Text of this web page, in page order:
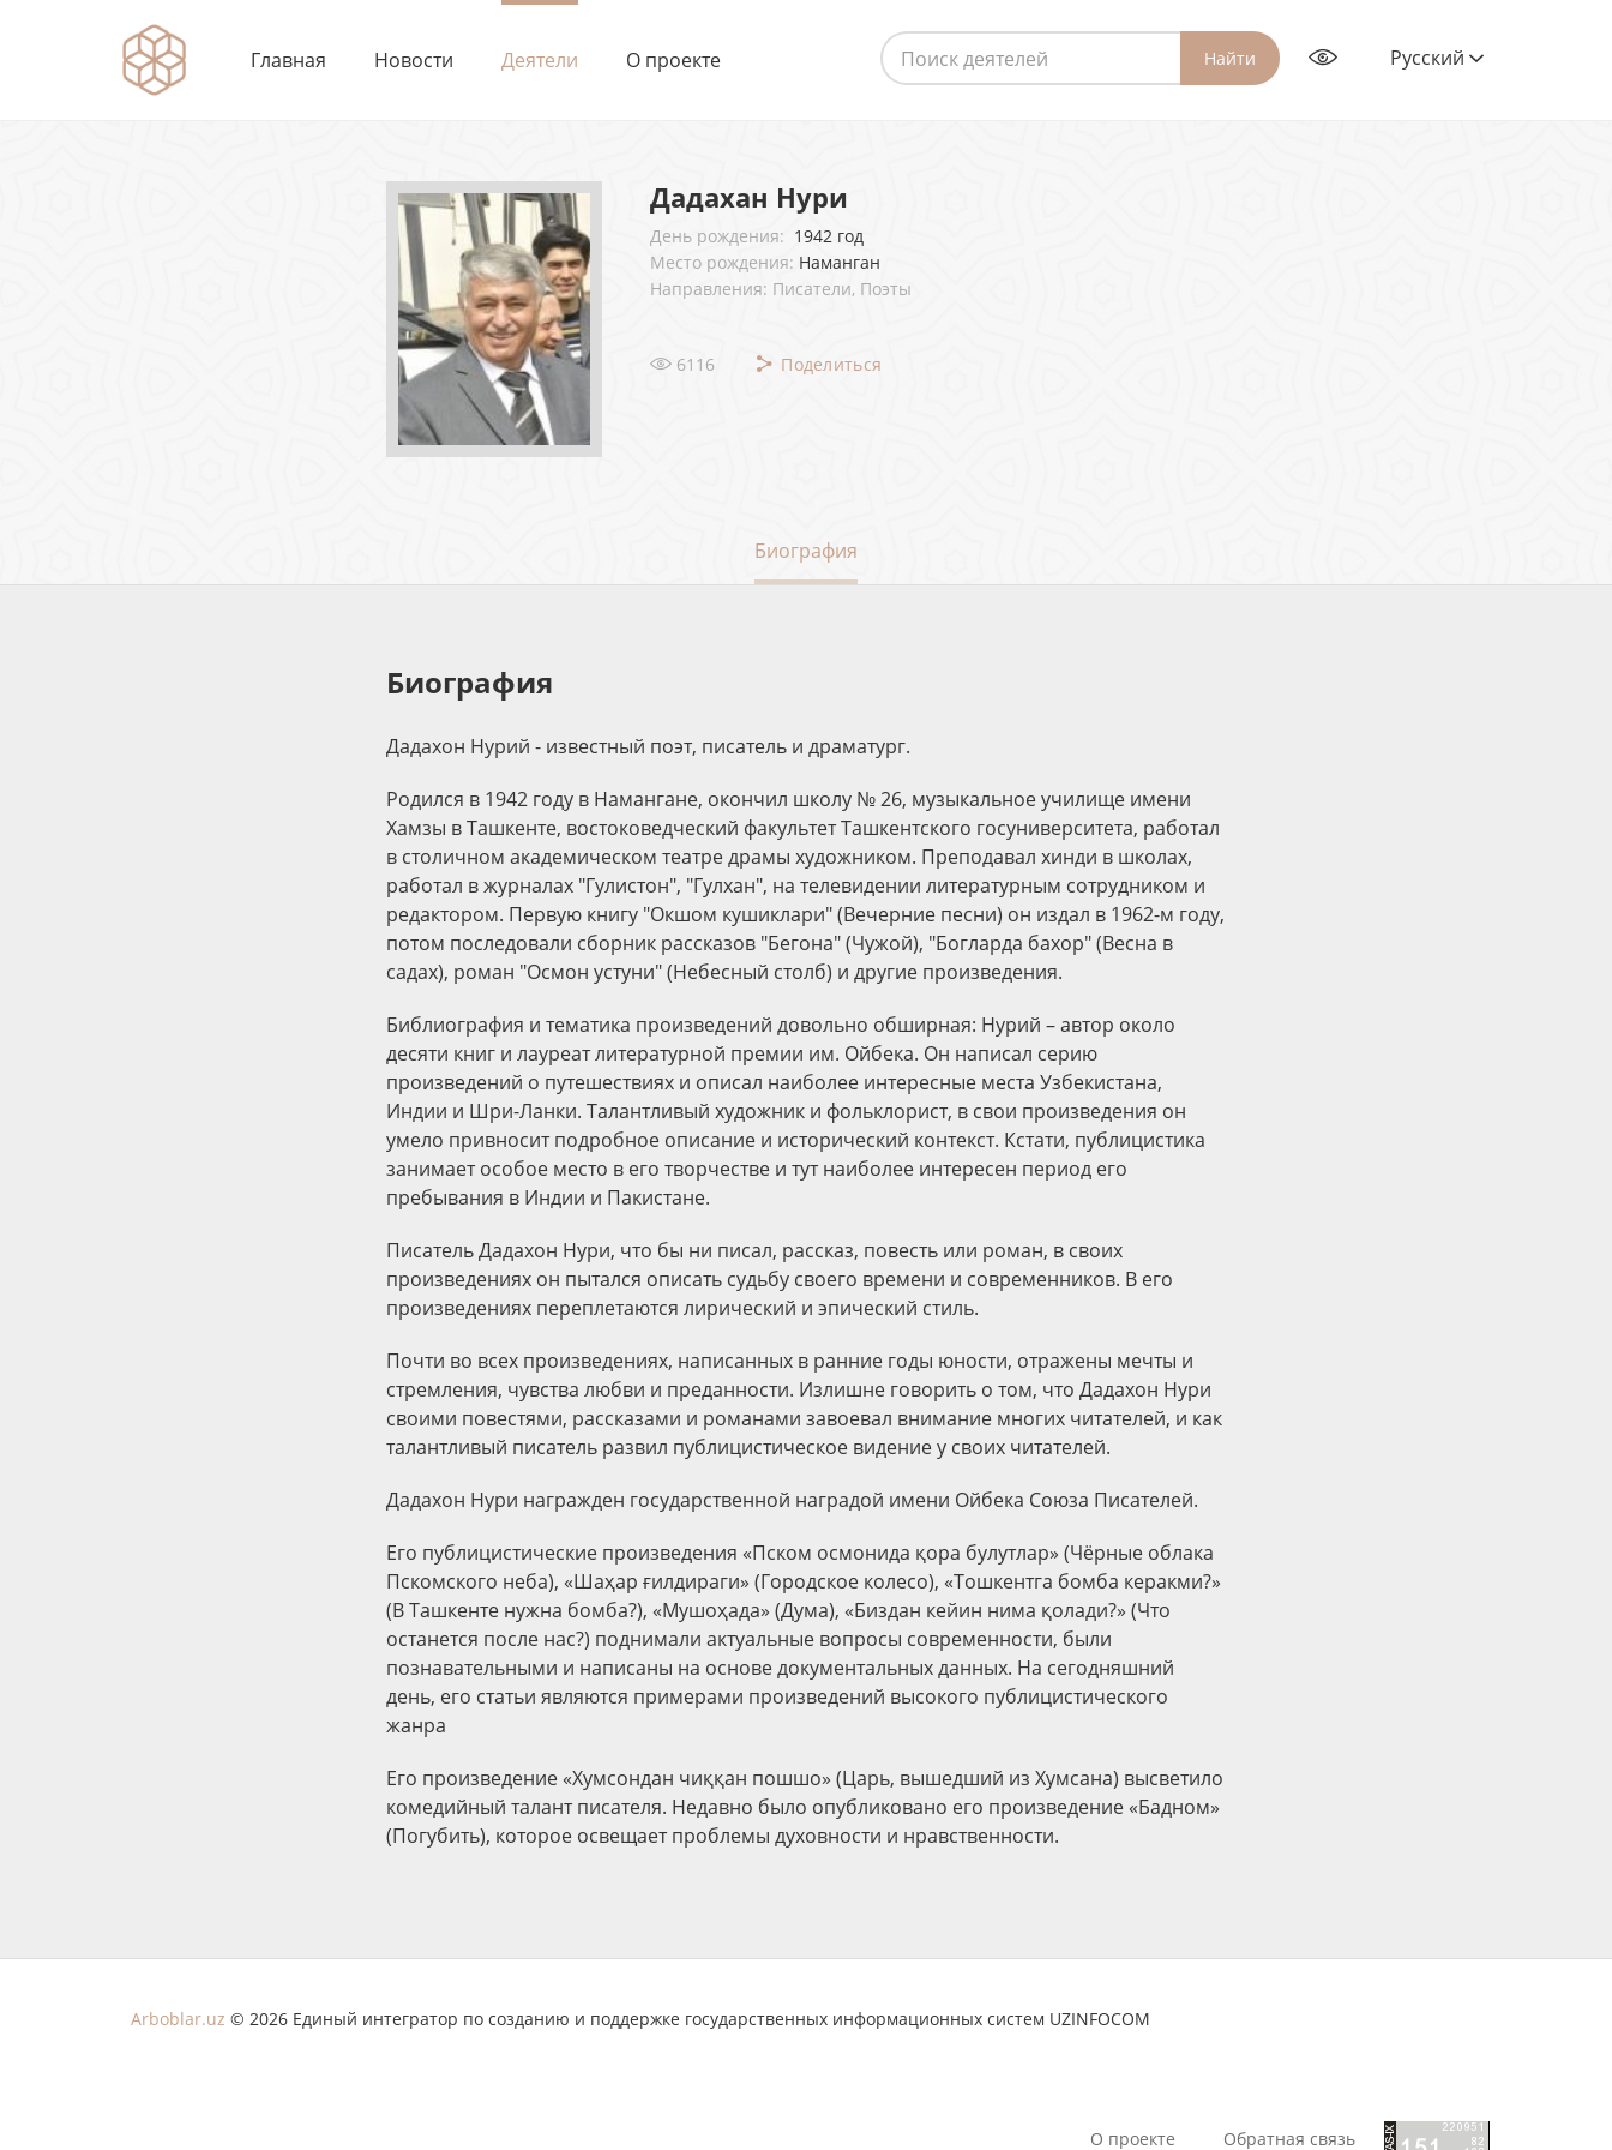
Главная Новости Деятели О проекте Найти Русский
Дадахан Нури
День рождения: 1942 год
Место рождения: Наманган
Направления: Писатели, Поэты
6116 Поделиться
Биография
Биография
Дадахон Нурий - известный поэт, писатель и драматург.
Родился в 1942 году в Намангане, окончил школу № 26, музыкальное училище имени
Хамзы в Ташкенте, востоковедческий факультет Ташкентского госуниверситета, работал
в столичном академическом театре драмы художником. Преподавал хинди в школах,
работал в журналах "Гулистон", "Гулхан", на телевидении литературным сотрудником и
редактором. Первую книгу "Окшом кушиклари" (Вечерние песни) он издал в 1962-м году,
потом последовали сборник рассказов "Бегона" (Чужой), "Богларда бахор" (Весна в
садах), роман "Осмон устуни" (Небесный столб) и другие произведения.
Библиография и тематика произведений довольно обширная: Нурий – автор около
десяти книг и лауреат литературной премии им. Ойбека. Он написал серию
произведений о путешествиях и описал наиболее интересные места Узбекистана,
Индии и Шри-Ланки. Талантливый художник и фольклорист, в свои произведения он
умело привносит подробное описание и исторический контекст. Кстати, публицистика
занимает особое место в его творчестве и тут наиболее интересен период его
пребывания в Индии и Пакистане.
Писатель Дадахон Нури, что бы ни писал, рассказ, повесть или роман, в своих
произведениях он пытался описать судьбу своего времени и современников. В его
произведениях переплетаются лирический и эпический стиль.
Почти во всех произведениях, написанных в ранние годы юности, отражены мечты и
стремления, чувства любви и преданности. Излишне говорить о том, что Дадахон Нури
своими повестями, рассказами и романами завоевал внимание многих читателей, и как
талантливый писатель развил публицистическое видение у своих читателей.
Дадахон Нури награжден государственной наградой имени Ойбека Союза Писателей.
Его публицистические произведения «Пском осмонида қора булутлар» (Чёрные облака
Пскомского неба), «Шаҳар ғилдираги» (Городское колесо), «Тошкентга бомба керакми?»
(В Ташкенте нужна бомба?), «Мушоҳада» (Дума), «Биздан кейин нима қолади?» (Что
останется после нас?) поднимали актуальные вопросы современности, были
познавательными и написаны на основе документальных данных. На сегодняшний
день, его статьи являются примерами произведений высокого публицистического
жанра
Его произведение «Хумсондан чиққан пошшо» (Царь, вышедший из Хумсана) высветило
комедийный талант писателя. Недавно было опубликовано его произведение «Бадном»
(Погубить), которое освещает проблемы духовности и нравственности.
Arboblar.uz © 2026 Единый интегратор по созданию и поддержке государственных информационных систем UZINFOCOM
О проекте Обратная связь